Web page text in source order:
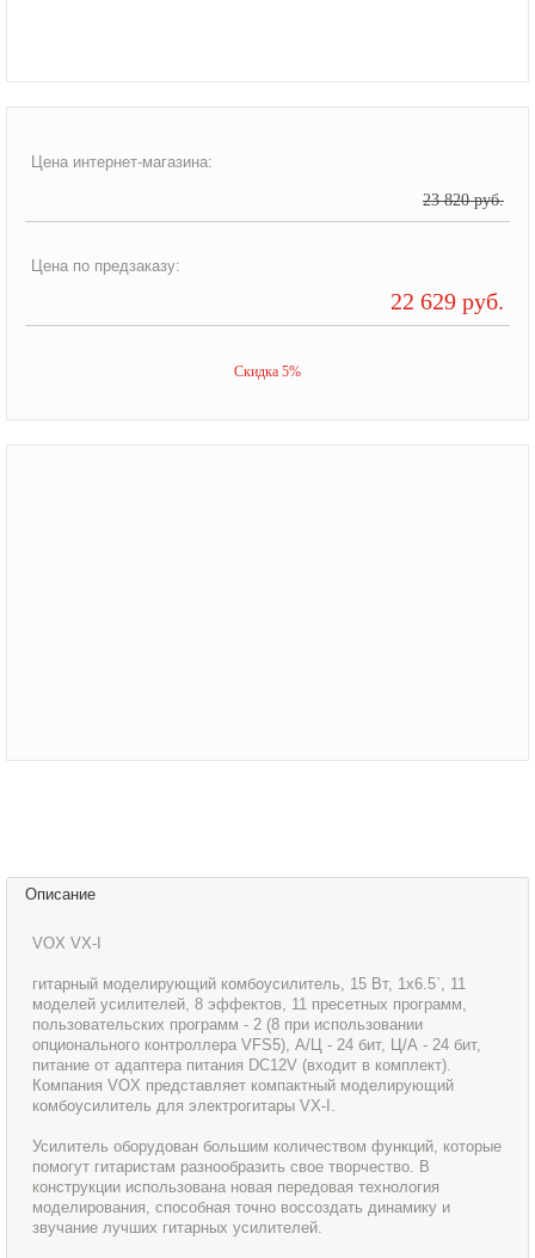
Цена интернет-магазина:
23 820 руб.
Цена по предзаказу:
22 629 руб.
Скидка 5%
Описание
VOX VX-I
гитарный моделирующий комбоусилитель, 15 Вт, 1x6.5`, 11
моделей усилителей, 8 эффектов, 11 пресетных программ,
пользовательских программ - 2 (8 при использовании
опционального контроллера VFS5), А/Ц - 24 бит, Ц/А - 24 бит,
питание от адаптера питания DC12V (входит в комплект).
Компания VOX представляет компактный моделирующий
комбоусилитель для электрогитары VX-I.
Усилитель оборудован большим количеством функций, которые
помогут гитаристам разнообразить свое творчество. В
конструкции использована новая передовая технология
моделирования, способная точно воссоздать динамику и
звучание лучших гитарных усилителей.